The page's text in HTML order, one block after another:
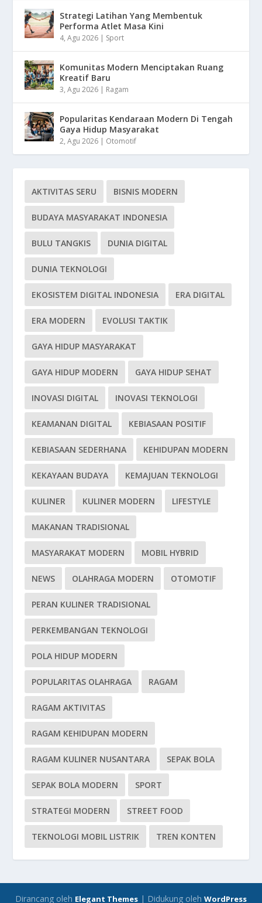
Strategi Latihan Yang Membentuk
Performa Atlet Masa Kini
4, Agu 2026 | Sport
Komunitas Modern Menciptakan Ruang
Kreatif Baru
3, Agu 2026 | Ragam
Popularitas Kendaraan Modern Di Tengah
Gaya Hidup Masyarakat
2, Agu 2026 | Otomotif
AKTIVITAS SERU BISNIS MODERN
BUDAYA MASYARAKAT INDONESIA
BULU TANGKIS DUNIA DIGITAL
DUNIA TEKNOLOGI
EKOSISTEM DIGITAL INDONESIA ERA DIGITAL
ERA MODERN EVOLUSI TAKTIK
GAYA HIDUP MASYARAKAT
GAYA HIDUP MODERN GAYA HIDUP SEHAT
INOVASI DIGITAL INOVASI TEKNOLOGI
KEAMANAN DIGITAL KEBIASAAN POSITIF
KEBIASAAN SEDERHANA KEHIDUPAN MODERN
KEKAYAAN BUDAYA KEMAJUAN TEKNOLOGI
KULINER KULINER MODERN LIFESTYLE
MAKANAN TRADISIONAL
MASYARAKAT MODERN MOBIL HYBRID
NEWS OLAHRAGA MODERN OTOMOTIF
PERAN KULINER TRADISIONAL
PERKEMBANGAN TEKNOLOGI
POLA HIDUP MODERN
POPULARITAS OLAHRAGA RAGAM
RAGAM AKTIVITAS
RAGAM KEHIDUPAN MODERN
RAGAM KULINER NUSANTARA SEPAK BOLA
SEPAK BOLA MODERN SPORT
STRATEGI MODERN STREET FOOD
TEKNOLOGI MOBIL LISTRIK TREN KONTEN
Dirancang oleh Elegant Themes | Didukung oleh WordPress